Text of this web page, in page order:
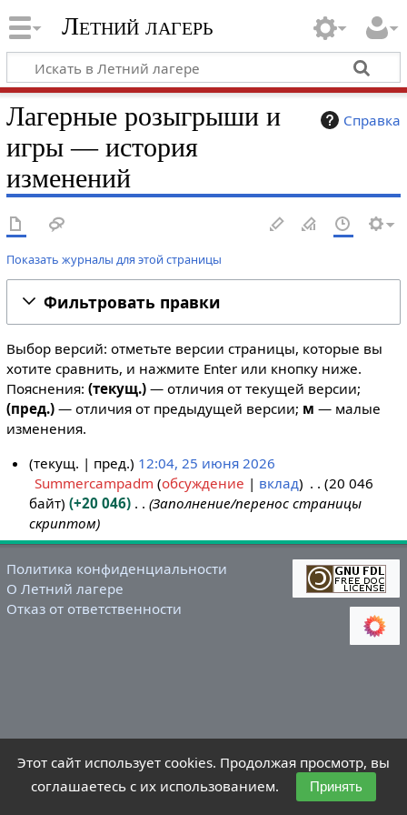
Летний лагерь
Справка
Лагерные розыгрыши и
игры — история
изменений
Показать журналы для этой страницы
Фильтровать правки
Выбор версий: отметьте версии страницы, которые вы
хотите сравнить, и нажмите Enter или кнопку ниже.
Пояснения: (текущ.)— отличия от текущей версии;
(пред.)— отличия от предыдущей версии; м — малые
изменения.
ю
н
я
2
текущ. пред. 12:04, 25 июня 2026
Summercampadm обсуждение вклад
20 046
байт
+20 046
Заполнение/перенос страницы
скриптом
Политика конфиденциальности
О Летний лагере
Отказ от ответственности
Этот сайт использует cookies. Продолжая просмотр, вы
соглашаетесь с их использованием.
Принять